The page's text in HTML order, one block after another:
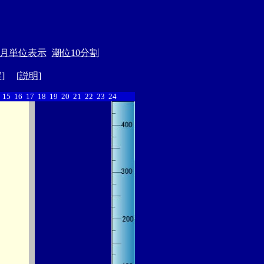
単位表示 潮位10分割
] [説明]
15 16 17 18 19 20 21 22 23 24